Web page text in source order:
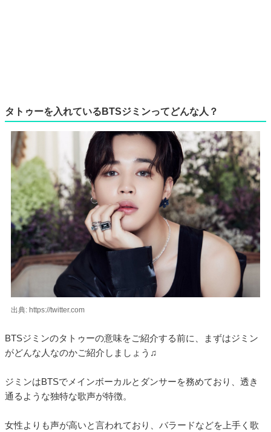
タトゥーを入れているBTSジミンってどんな人？
出典: https://twitter.com
BTSジミンのタトゥーの意味をご紹介する前に、まずはジミン
がどんな人なのかご紹介しましょう♫
ジミンはBTSでメインボーカルとダンサーを務めており、透き
通るような独特な歌声が特徴。
女性よりも声が高いと言われており、バラードなどを上手く歌